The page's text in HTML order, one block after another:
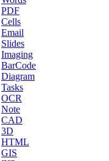
PDF
Cells
Email
Slides
Imaging
BarCode
Diagram
Tasks
OCR
Note
CAD
3D
HTML
GIS